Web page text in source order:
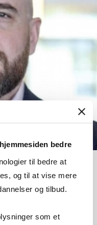
bedre
til bedre at
og til at vise mere
og tilbud.
som et
More info